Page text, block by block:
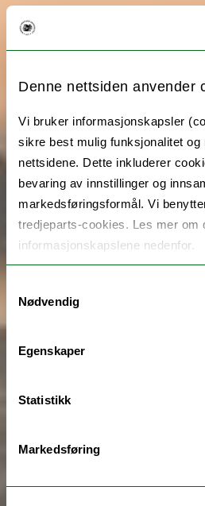
Denne nettsiden anvender
Vi bruker informasjonskapsler
sikre best mulig funksjonalitet
nettsidene. Dette inkluderer
bevaring av innstillinger og
markedsføringsformål. Vi
tredjeparts-cookies. Les mer om
informasjonskapslene nedenfor.
Nødvendig
Egenskaper
Statistikk
Markedsføring